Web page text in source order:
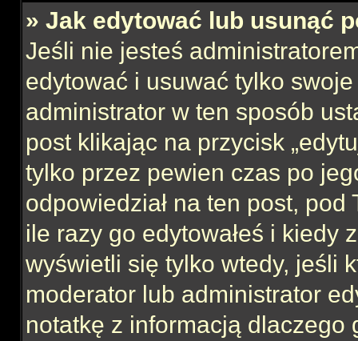
» Jak edytować lub usunąć
Jeśli nie jesteś
edytować i usuwać tylko
administrator w ten sposób
post klikając na przycisk
tylko przez pewien czas po
odpowiedział na ten post,
ile razy go edytowałeś i kiedy
wyświetli się tylko wtedy, jeśli
moderator lub administrator
notatkę z informacją